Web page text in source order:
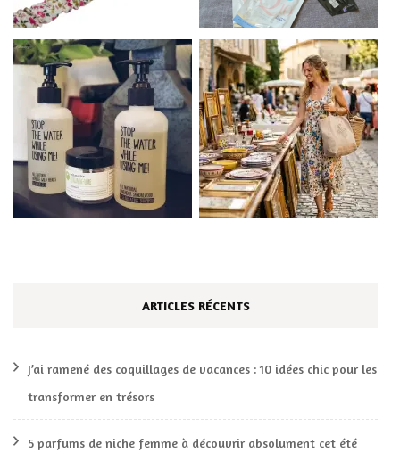
ARTICLES RÉCENTS
J’ai ramené des coquillages de vacances : 10 idées chic pour les
transformer en trésors
5 parfums de niche femme à découvrir absolument cet été